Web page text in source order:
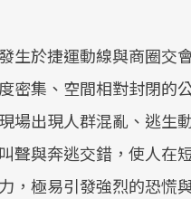
生於捷運動線與商圈交
密集、空間相對封閉的
場出現人群混亂、逃生
聲與奔逃交錯，使人在
，極易引發強烈的恐慌